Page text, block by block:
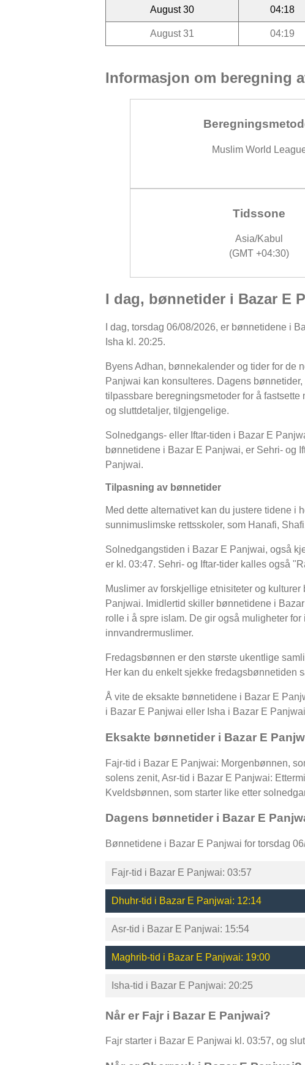
August 30 04:18
August 31 04:19
Informasjon om beregning
Muslim World
Tidssone
Asia/Kabul
(GMT +04:30)
I dag, bønnetider i Bazar E
I dag, torsdag 06/08/2026, er bønnetidene i
Isha kl. 20:25.
Byens Adhan, bønnekalender og tider for de
Panjwai kan konsulteres. Dagens
tilpassbare beregningsmetoder for å
og sluttdetaljer, tilgjengelige.
Solnedgangs- eller Iftar-tiden i Bazar E
bønnetidene i Bazar E Panjwai, er Sehri- og
Panjwai.
Tilpasning av bønnetider
Med dette alternativet kan du justere tidene
sunnimuslimske rettsskoler, som Hanafi,
Solnedgangstiden i Bazar E Panjwai, også
er kl. 03:47. Sehri- og Iftar-tider kalles også
Muslimer av forskjellige etnisiteter og
Panjwai. Imidlertid skiller bønnetidene i
rolle i å spre islam. De gir også muligheter
innvandrermuslimer.
Fredagsbønnen er den største ukentlige
Her kan du enkelt sjekke fredagsbønnetiden
Å vite de eksakte bønnetidene i Bazar E
i Bazar E Panjwai eller Isha i Bazar E
Eksakte bønnetider i Bazar E
Fajr-tid i Bazar E Panjwai: Morgenbønnen,
solens zenit, Asr-tid i Bazar E Panjwai:
Kveldsbønnen, som starter like etter
Dagens bønnetider i Bazar E
Bønnetidene i Bazar E Panjwai for torsdag
Fajr-tid i Bazar E Panjwai: 03:57
Dhuhr-tid i Bazar E Panjwai: 12:14
Asr-tid i Bazar E Panjwai: 15:54
Maghrib-tid i Bazar E Panjwai: 19:00
Isha-tid i Bazar E Panjwai: 20:25
Når er Fajr i Bazar E Panjwai?
Fajr starter i Bazar E Panjwai kl. 03:57, og